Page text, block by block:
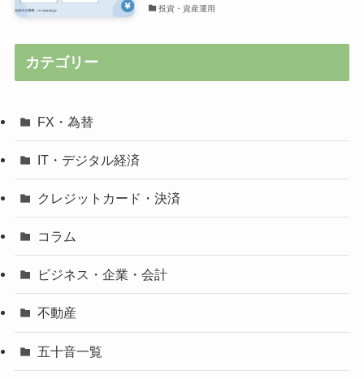
投資・資産運用
カテゴリー
FX・為替
IT・デジタル経済
クレジットカード・決済
コラム
ビジネス・企業・会計
不動産
五十音一覧